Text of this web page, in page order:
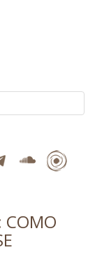
COMO